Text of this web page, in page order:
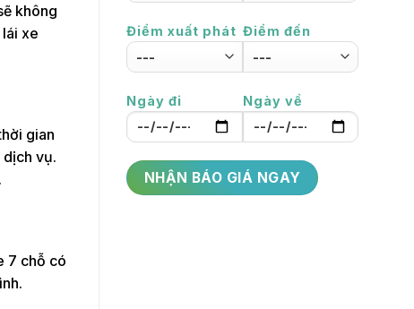
không
xe
gian
vụ.
7 chỗ có
Điểm xuất phát Điểm đến
Ngày đi Ngày về